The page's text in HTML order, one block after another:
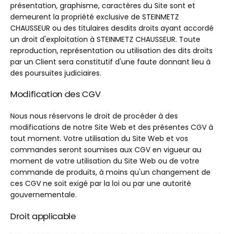
présentation, graphisme, caractères du Site sont et
demeurent la propriété exclusive de STEINMETZ
CHAUSSEUR ou des titulaires desdits droits ayant accordé
un droit d'exploitation à STEINMETZ CHAUSSEUR. Toute
reproduction, représentation ou utilisation des dits droits
par un Client sera constitutif d'une faute donnant lieu à
des poursuites judiciaires.
Modification des CGV
Nous nous réservons le droit de procéder à des
modifications de notre Site Web et des présentes CGV à
tout moment. Votre utilisation du Site Web et vos
commandes seront soumises aux CGV en vigueur au
moment de votre utilisation du Site Web ou de votre
commande de produits, à moins qu'un changement de
ces CGV ne soit exigé par la loi ou par une autorité
gouvernementale.
Droit applicable